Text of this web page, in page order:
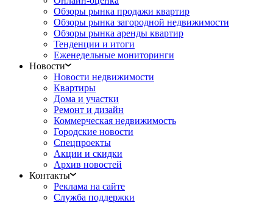
Обзоры рынка продажи квартир
Обзоры рынка загородной недвижимости
Обзоры рынка аренды квартир
Тенденции и итоги
Еженедельные мониторинги
Новости
Новости недвижимости
Квартиры
Дома и участки
Ремонт и дизайн
Коммерческая недвижимость
Городские новости
Спецпроекты
Акции и скидки
Архив новостей
Контакты
Реклама на сайте
Служба поддержки